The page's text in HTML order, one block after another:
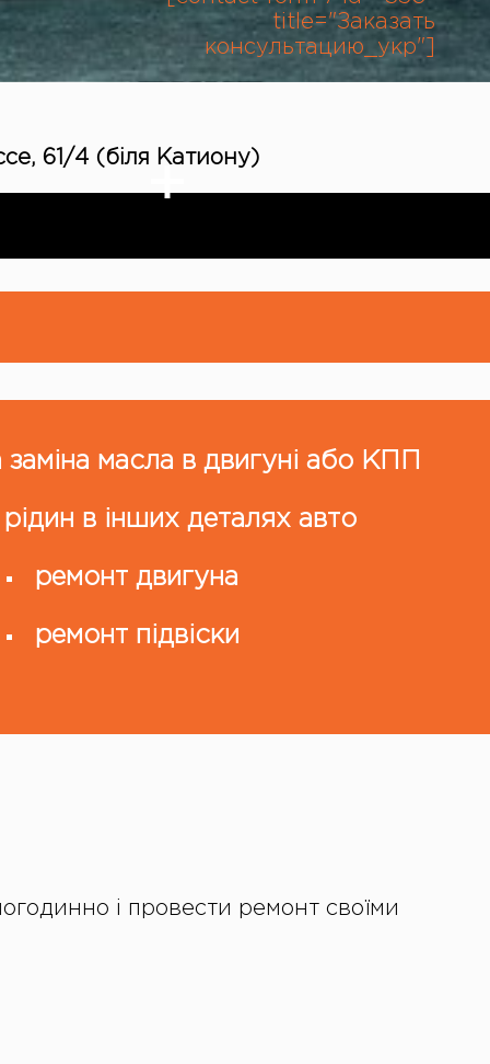
title="Заказать
консультацию_укр"]
61/4 (біля Катиону)
заміна масла в двигуні або КПП
рідин в інших деталях авто
ремонт двигуна
ремонт підвіски
і провести ремонт своїми